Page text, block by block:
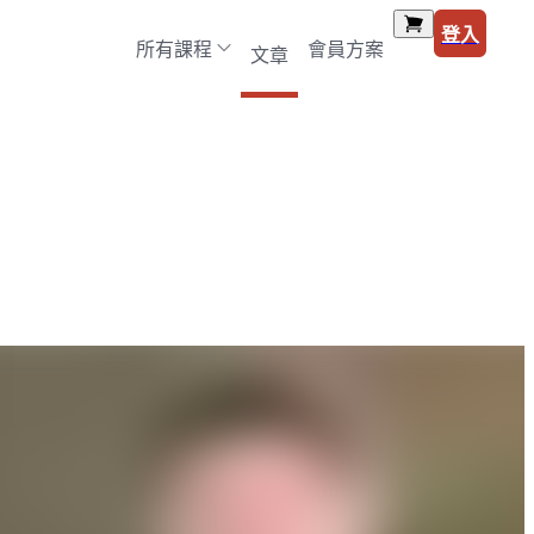
所有課程 文章 會員方案
登入